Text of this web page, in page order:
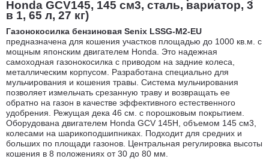
Honda GCV145, 145 см3, сталь, вариатор, 3
в 1, 65 л, 27 кг)
Газонокосилка бензиновая Senix LSSG-M2-EU
предназначена для кошения участков площадью до 1000 кв.м. с
мощным японским двигателем Honda. Это надежная
самоходная газонокосилка с приводом на задние колеса,
металлическим корпусом. Разработана специально для
мульчирования и кошения травы. Система мульчирования
позволяет измельчать срезанную траву и возвращать ее
обратно на газон в качестве эффективного естественного
удобрения. Режущая дека 46 см. с порошковым покрытием.
Оборудована двигателем Honda GCV 145H, объемом 145 см3,
колесами на шарикоподшипниках. Подходит для средних и
больших по площади газонов. Центральная регулировка высоты
кошения в 8 положениях от 30 до 80 мм.